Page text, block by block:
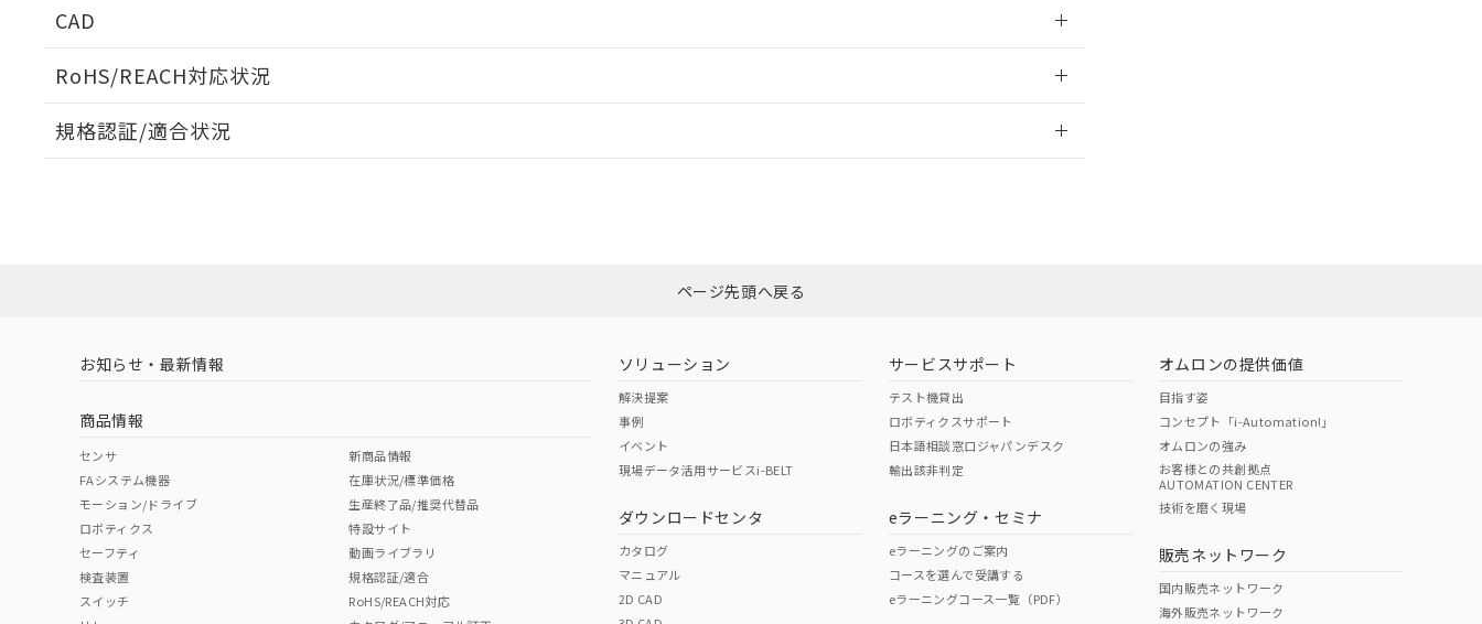
CAD
RoHS/REACH対応状況
EU RoHS 注意事項・凡例
ダウンロードはこちら
中国 RoHS 注意事項・凡例
中国 RoHS表
Pb Hg Cr(VI)
O O
規格認証/適合状況
ページ先頭へ戻る
お知らせ・最新情報
商品情報
センサ
FAシステム機器
モーション/ドライブ
ロボティクス
セーフティ
検査装置
スイッチ
新商品情報
在庫状況/標準価格
生産終了品/推奨代替品
特設サイト
動画ライブラリ
規格認証/適合
RoHS/REACH対応
ソリューション
解決提案
事例
イベント
現場データ活用サービスi-BELT
ダウンロードセンタ
カタログ
マニュアル
2D CAD
サービスサポート
テスト機貸出
ロボティクスサポート
日本語相談窓口ジャパンデスク
輸出該非判定
eラーニング・セミナ
eラーニングのご案内
コースを選んで受講する
eラーニングコース一覧（PDF）
オムロンの提供価値
目指す姿
コンセプト「i-Automation!」
オムロンの強み
お客様との共創拠点
AUTOMATION CENTER
技術を磨く現場
販売ネットワーク
国内販売ネットワーク
海外販売ネットワーク